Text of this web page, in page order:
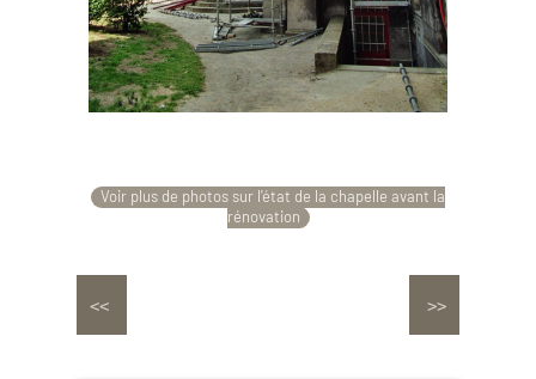
Voir plus de photos sur l'état de la chapelle avant la
rénovation